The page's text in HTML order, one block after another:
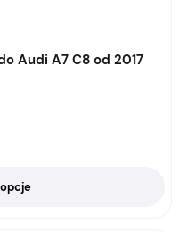
Audi A7 C8 od 2017